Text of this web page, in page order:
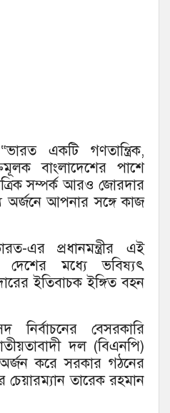
একটি গণতান্ত্রিক,
বাংলাদেশের পাশে
সম্পর্ক আরও জোরদার
অর্জনে আপনার সঙ্গে কাজ
এর প্রধানমন্ত্রীর এই
দেশের মধ্যে ভবিষ্যৎ
ইতিবাচক ইঙ্গিত বহন
বেসরকারি
দল (বিএনপি)
অর্জন করে সরকার গঠনের
তারেক রহমান